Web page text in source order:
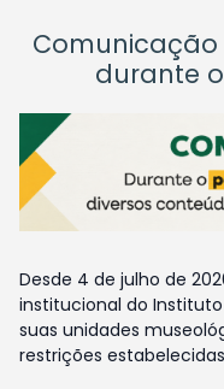
Comunicação
durante
Desde 4 de julho de
institucional do Instituto
suas unidades
restrições